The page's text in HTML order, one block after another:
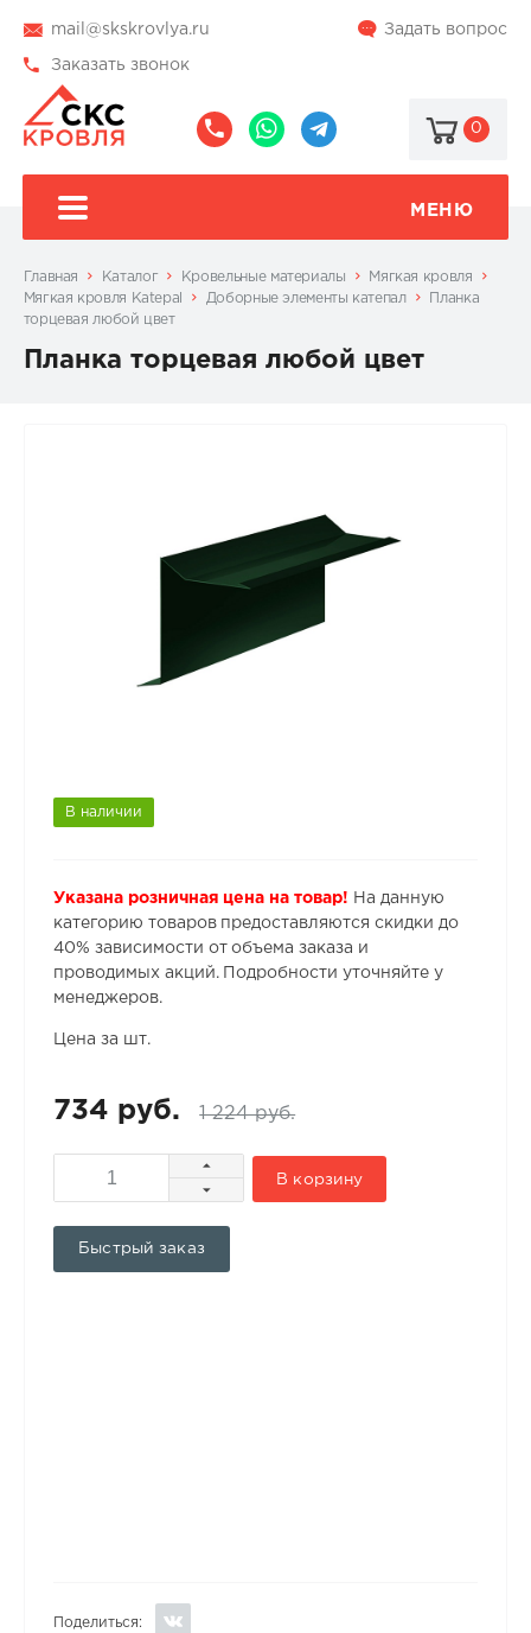
mail@skskrovlya.ru Задать вопрос
Заказать звонок
0
МЕНЮ
Главная Каталог Кровельные материалы
Мягкая кровля
Мягкая кровля Katepal
Доборные элементы катепал
Планка
торцевая любой цвет
Планка торцевая любой цвет
В наличии
Указана розничная цена на товар! На данную
категорию товаров предоставляются скидки до
40% зависимости от объема заказа и
проводимых акций. Подробности уточняйте у
менеджеров.
Цена за шт.
734 руб. 1 224 руб.
В корзину
Быстрый заказ
Поделиться: